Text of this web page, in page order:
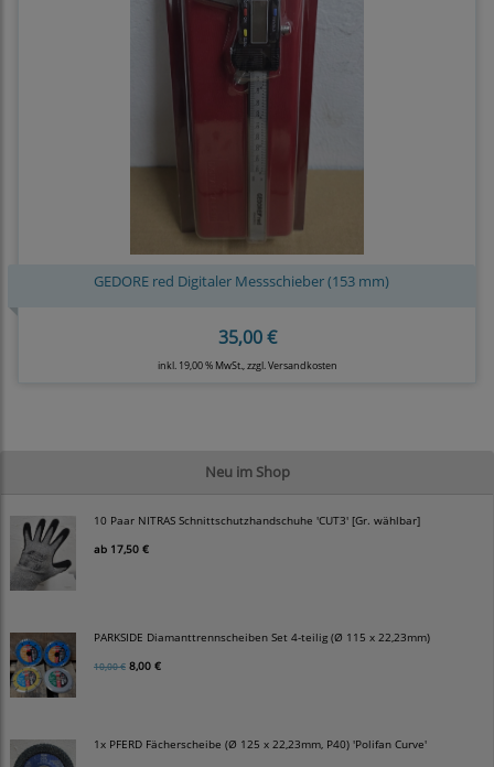
Neu im Shop
10 Paar NITRAS Schnittschutzhandschuhe 'CUT3' [Gr. wählbar]
ab 17,50 €
PARKSIDE Diamanttrennscheiben Set 4-teilig (Ø 115 x 22,23mm)
10,00 € 8,00 €
1x PFERD Fächerscheibe (Ø 125 x 22,23mm, P40) 'Polifan Curve'
GEDORE red Digitaler Messschieber (153 mm)
35,00 €
inkl. 19,00 % MwSt., zzgl. Versandkosten